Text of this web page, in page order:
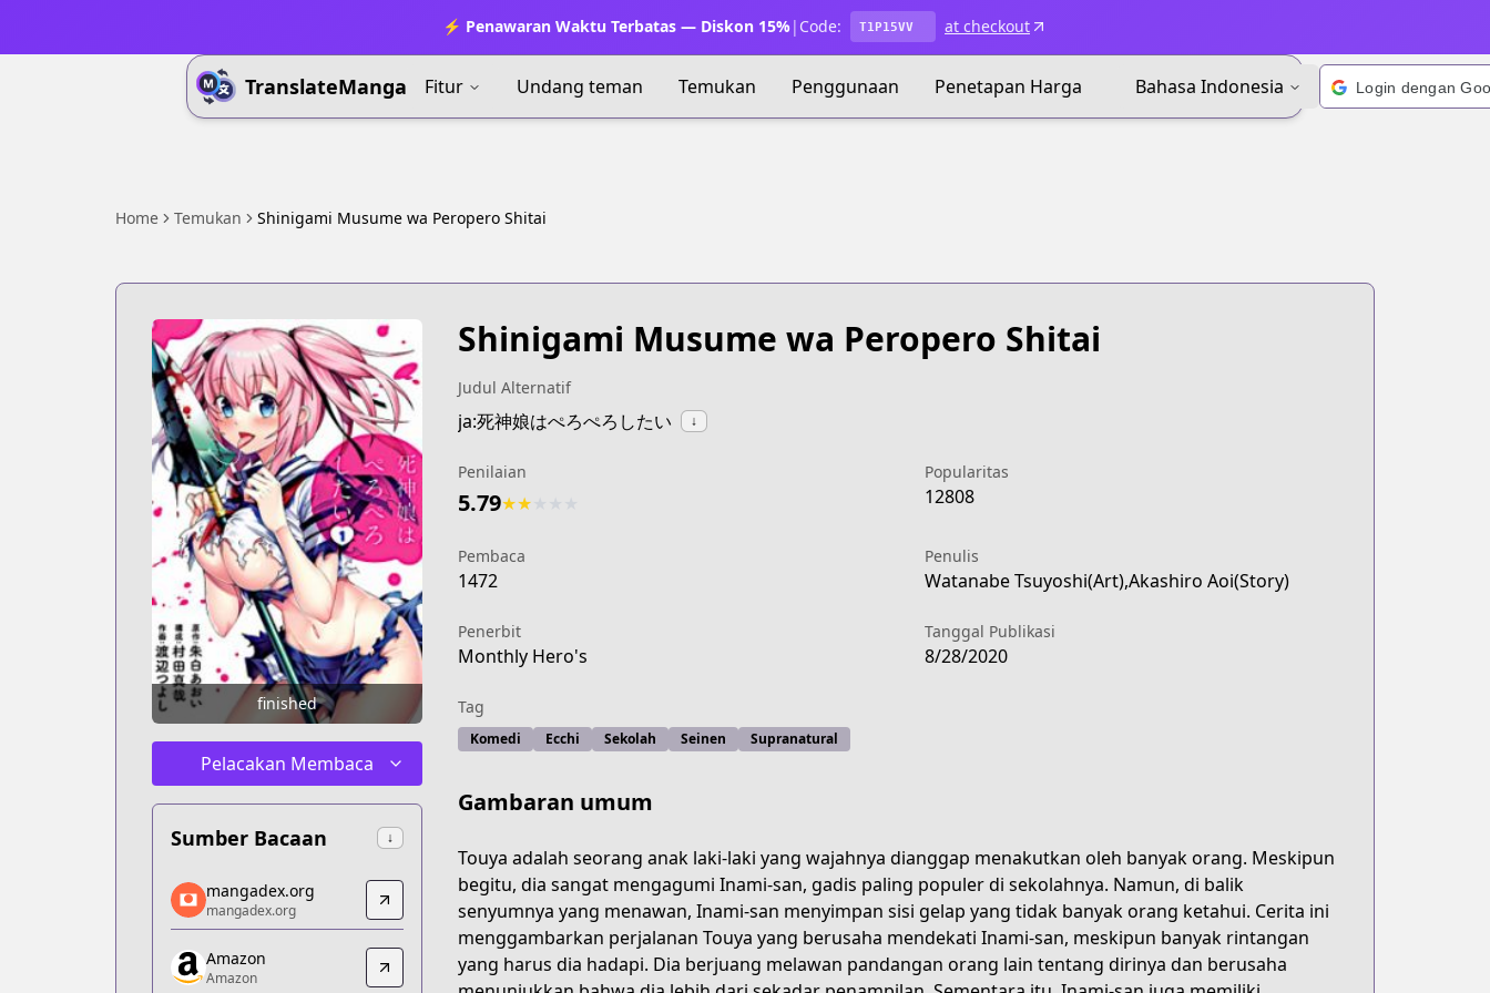
⚡ Penawaran Waktu Terbatas — Diskon 15%| Code: T1P15VV at checkout
TranslateManga Fitur Undang teman Temukan Penggunaan Penetapan Harga Bahasa Indonesia
Home Temukan Shinigami Musume wa Peropero Shitai
finished
Pelacakan Membaca
Sumber Bacaan ↓
mangadex.org
mangadex.org
https://mangadex.org/title/cf0e8616-5e1d-4dd4-afff-e75bc6987823
Amazon
mangadex.org
mangadex.org
Amazon
Amazon
Shinigami Musume wa Peropero Shitai
Judul Alternatif
ja:死神娘はぺろぺろしたい ↓
Penilaian
5.79★★
Popularitas
12808
Pembaca
1472
Penulis
Watanabe Tsuyoshi(Art),Akashiro Aoi(Story)
Penerbit
Monthly Hero's
Tanggal Publikasi
8/28/2020
Tag
Komedi Ecchi Sekolah Seinen Supranatural
Gambaran umum
Touya adalah seorang anak laki-laki yang wajahnya dianggap menakutkan oleh banyak orang. Meskipun
begitu, dia sangat mengagumi Inami-san, gadis paling populer di sekolahnya. Namun, di balik
senyumnya yang menawan, Inami-san menyimpan sisi gelap yang tidak banyak orang ketahui. Cerita ini
menggambarkan perjalanan Touya yang berusaha mendekati Inami-san, meskipun banyak rintangan
yang harus dia hadapi. Dia berjuang melawan pandangan orang lain tentang dirinya dan berusaha